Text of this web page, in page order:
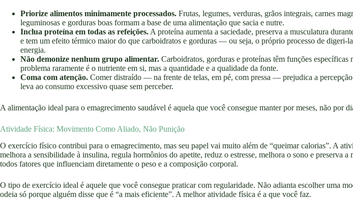
Priorize alimentos minimamente processados. Frutas, legumes, verduras, grãos integrais, carnes
leguminosas e gorduras boas formam a base de uma alimentação que sacia e nutre.
Inclua proteína em todas as refeições. A proteína aumenta a saciedade, preserva a musculatura
e tem um efeito térmico maior do que carboidratos e gorduras — ou seja, o próprio processo de digeri-
energia.
Não demonize nenhum grupo alimentar. Carboidratos, gorduras e proteínas têm funções específicas
problema raramente é o nutriente em si, mas a quantidade e a qualidade da fonte.
Coma com atenção. Comer distraído — na frente de telas, em pé, com pressa — prejudica a percepção
leva ao consumo excessivo quase sem perceber.
A alimentação ideal para o emagrecimento saudável é aquela que você consegue manter por meses, não por
Atividade Física: Movimento Como Aliado, Não Punição
O exercício físico contribui para o emagrecimento, mas seu papel vai muito além de “queimar calorias”. A
melhora a sensibilidade à insulina, regula hormônios do apetite, reduz o estresse, melhora o sono e preserva
todos fatores que influenciam diretamente o peso e a composição corporal.
O tipo de exercício ideal é aquele que você consegue praticar com regularidade. Não adianta escolher uma
odeia só porque alguém disse que é “a mais eficiente”. A melhor atividade física é a que você faz.